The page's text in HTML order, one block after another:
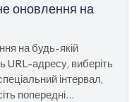
оновлення на
на будь-якій
URL-адресу, виберіть
інтервал,
попередні